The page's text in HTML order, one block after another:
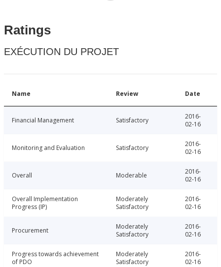
Ratings
EXÉCUTION DU PROJET
Name Review Date
Financial Management Satisfactory
2016-
02-16
Monitoring and Evaluation Satisfactory
2016-
02-16
Overall Moderable
2016-
02-16
Overall Implementation
Progress (IP)
Moderately
Satisfactory
2016-
02-16
Procurement
Moderately
Satisfactory
2016-
02-16
Progress towards achievement
of PDO
Moderately
Satisfactory
2016-
02-16